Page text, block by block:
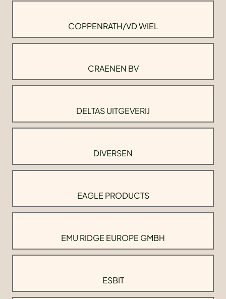
COPPENRATH/VD WIEL
CRAENEN BV
DELTAS UITGEVERIJ
DIVERSEN
EAGLE PRODUCTS
EMU RIDGE EUROPE GMBH
ESBIT